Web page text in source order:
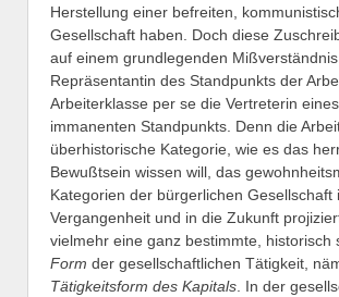
Herstellung einer befreiten,
Gesellschaft haben. Doch diese
auf einem grundlegenden
Repräsentantin des Standpunkts der
Arbeiterklasse per se die Vertreterin
immanenten Standpunkts. Denn die
überhistorische Kategorie, wie es das
Bewußtsein wissen will, das
Kategorien der bürgerlichen Gesellschaft
Vergangenheit und in die Zukunft
vielmehr eine ganz bestimmte, historisch
Form der gesellschaftlichen Tätigkeit,
Tätigkeitsform des Kapitals. In der